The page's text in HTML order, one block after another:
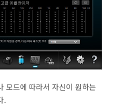
모드에 따라서 자신이 원하는
.